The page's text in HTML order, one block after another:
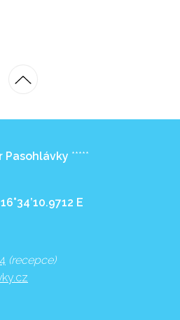
Pasohlávky *****
E
(recepce)